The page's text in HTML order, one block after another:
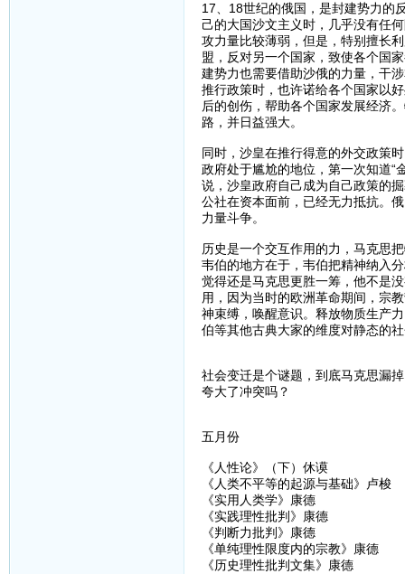
17、18世纪的俄国，是封建势力的
己的大国沙文主义时，几乎没有任
攻力量比较薄弱，但是，特别擅长
盟，反对另一个国家，致使各个国
建势力也需要借助沙俄的力量，干
推行政策时，也许诺给各个国家以
后的创伤，帮助各个国家发展经济
路，并日益强大。
同时，沙皇在推行得意的外交政策
政府处于尴尬的地位，第一次知道“
说，沙皇政府自己成为自己政策的
公社在资本面前，已经无力抵抗。
力量斗争。
历史是一个交互作用的力，马克思
韦伯的地方在于，韦伯把精神纳入
觉得还是马克思更胜一筹，他不是
用，因为当时的欧洲革命期间，宗
神束缚，唤醒意识。释放物质生产
伯等其他古典大家的维度对静态的
社会变迁是个谜题，到底马克思漏
夸大了冲突吗？
五月份
《人性论》（下）休谟
《人类不平等的起源与基础》卢梭
《实用人类学》康德
《实践理性批判》康德
《判断力批判》康德
《单纯理性限度内的宗教》康德
《历史理性批判文集》康德